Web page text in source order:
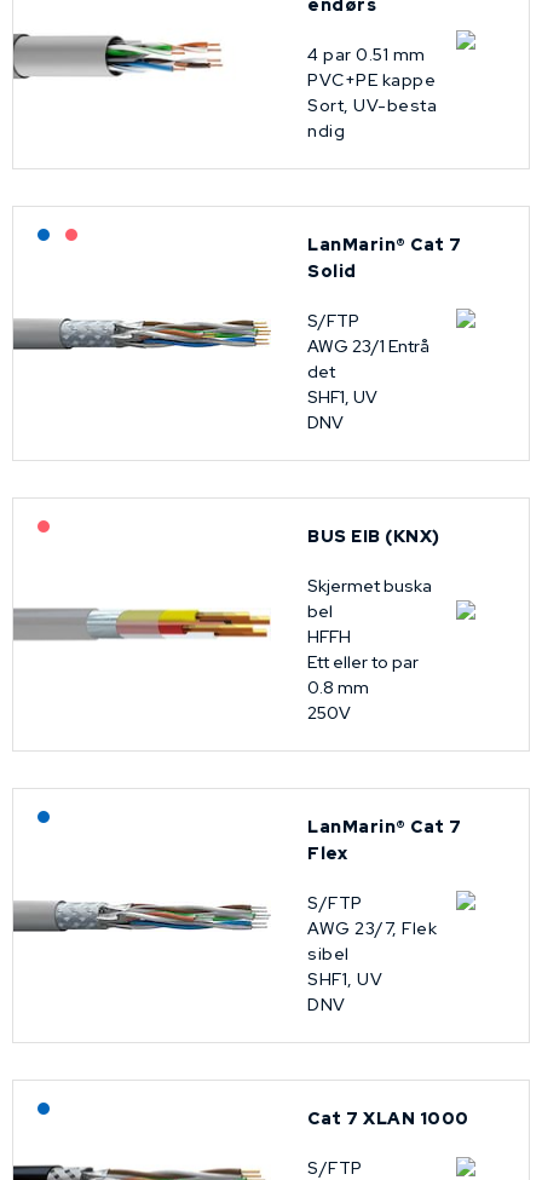
endørs
4 par 0.51 mm
PVC+PE kappe
Sort, UV-besta
ndig
Lagerført: NEK Kabel
LanMarin® Cat 7
Solid
S/FTP
AWG 23/1 Entrå
det
SHF1, UV
DNV
BUS EIB (KNX)
Skjermet buska
bel
HFFH
Ett eller to par
0.8 mm
250V
LanMarin® Cat 7
Flex
S/FTP
AWG 23/7, Flek
sibel
SHF1, UV
DNV
Cat 7 XLAN 1000
S/FTP